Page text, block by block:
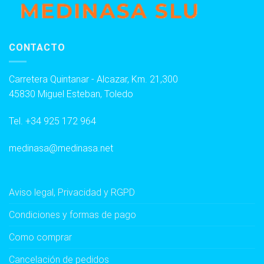
CONTACTO
Carretera Quintanar - Alcazar, Km. 21,300
45830 Miguel Esteban, Toledo
Tel. +34 925 172 964
medinasa@medinasa.net
Aviso legal, Privacidad y RGPD
Condiciones y formas de pago
Como comprar
Cancelación de pedidos